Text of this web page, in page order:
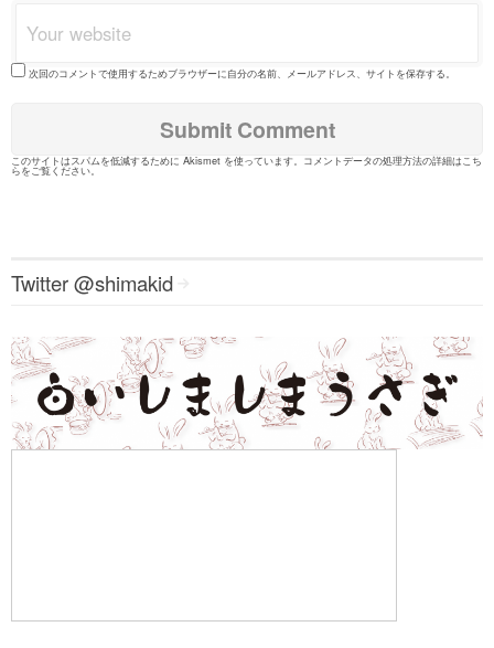
次回のコメントで使用するためブラウザーに自分の名前、メールアドレス、サイトを保存する。
このサイトはスパムを低減するために Akismet を使っています。 コメントデータの処理方法の詳細はこち
らをご覧ください。
Twitter @shimakid